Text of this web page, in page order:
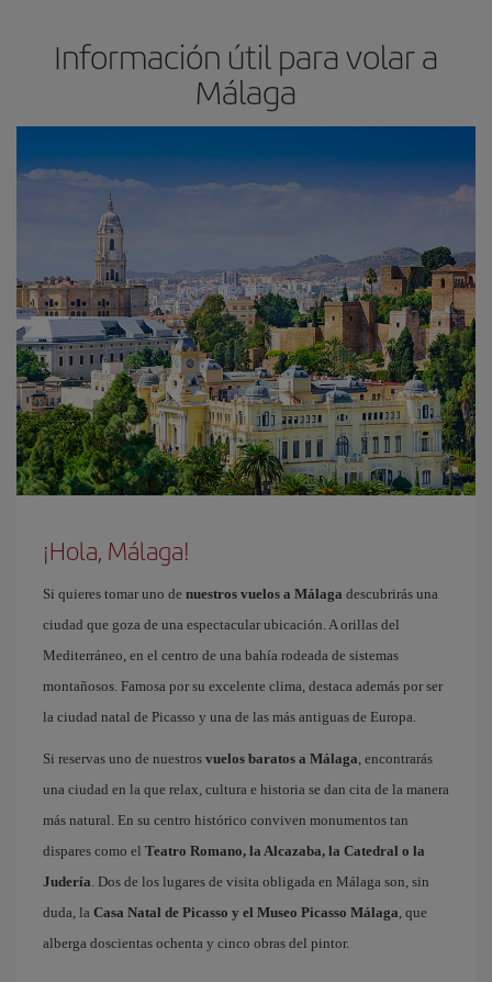
Información útil para volar a
Málaga
¡Hola, Málaga!
Si quieres tomar uno de nuestros vuelos a Málaga descubrirás una
ciudad que goza de una espectacular ubicación. A orillas del
Mediterráneo, en el centro de una bahía rodeada de sistemas
montañosos. Famosa por su excelente clima, destaca además por ser
la ciudad natal de Picasso y una de las más antiguas de Europa.
Si reservas uno de nuestros vuelos baratos a Málaga, encontrarás
una ciudad en la que relax, cultura e historia se dan cita de la manera
más natural. En su centro histórico conviven monumentos tan
dispares como el Teatro Romano, la Alcazaba, la Catedral o la
Judería. Dos de los lugares de visita obligada en Málaga son, sin
duda, la Casa Natal de Picasso y el Museo Picasso Málaga, que
alberga doscientas ochenta y cinco obras del pintor.